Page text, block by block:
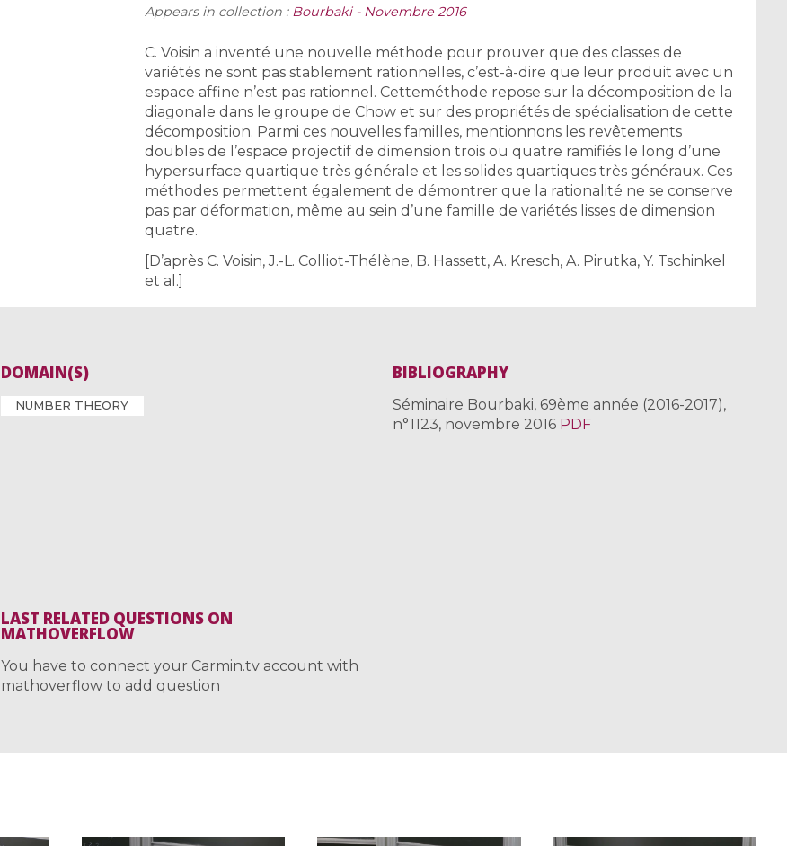
Appears in collection : Bourbaki - Novembre 2016
C. Voisin a inventé une nouvelle méthode pour prouver que des classes de
variétés ne sont pas stablement rationnelles, c’est-à-dire que leur produit avec un
espace affine n’est pas rationnel. Cetteméthode repose sur la décomposition de la
diagonale dans le groupe de Chow et sur des propriétés de spécialisation de cette
décomposition. Parmi ces nouvelles familles, mentionnons les revêtements
doubles de l’espace projectif de dimension trois ou quatre ramifiés le long d’une
hypersurface quartique très générale et les solides quartiques très généraux. Ces
méthodes permettent également de démontrer que la rationalité ne se conserve
pas par déformation, même au sein d’une famille de variétés lisses de dimension
quatre.
[D’après C. Voisin, J.-L. Colliot-Thélène, B. Hassett, A. Kresch, A. Pirutka, Y. Tschinkel
et al.]
DOMAIN(S)
NUMBER THEORY
BIBLIOGRAPHY
Séminaire Bourbaki, 69ème année (2016-2017),
n°1123, novembre 2016 PDF
LAST RELATED QUESTIONS ON
MATHOVERFLOW
You have to connect your Carmin.tv account with
mathoverflow to add question